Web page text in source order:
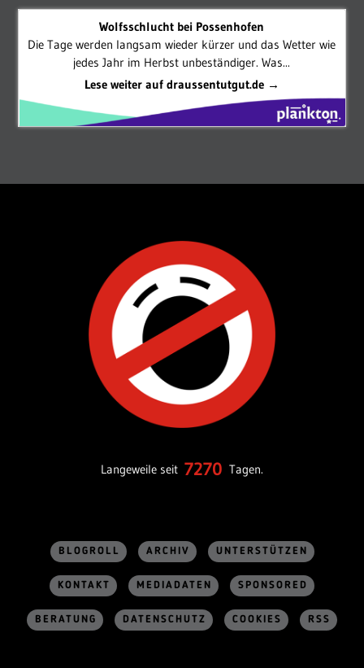
Wolfsschlucht bei Possenhofen
Die Tage werden langsam wieder kürzer und das Wetter wie
jedes Jahr im Herbst unbeständiger. Was...
Lese weiter auf draussentutgut.de →
Langeweile seit 7270 Tagen.
BLOGROLL ARCHIV UNTERSTÜTZEN
KONTAKT MEDIADATEN SPONSORED
BERATUNG DATENSCHUTZ COOKIES RSS